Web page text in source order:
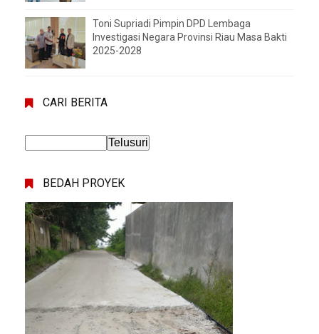
Toni Supriadi Pimpin DPD Lembaga
Investigasi Negara Provinsi Riau Masa Bakti
2025-2028
CARI BERITA
BEDAH PROYEK